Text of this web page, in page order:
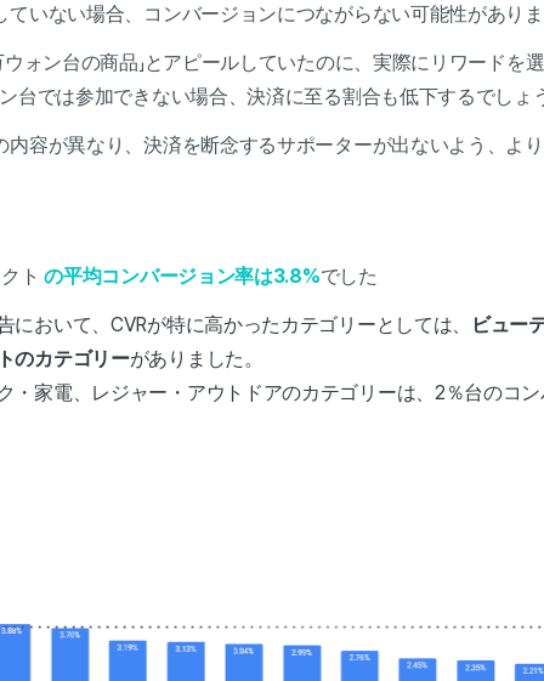
ていない場合、コンバージョンにつながらない可能性があり
ウォン台の商品」とアピールしていたのに、実際にリワードを
台では参加できない場合、決済に至る割合も低下するでしょ
内容が異なり、決済を断念するサポーターが出ないよう、よ
クトの平均コンバージョン率は3.8%でした
において、CVRが特に高かったカテゴリーとしては、
ビュー
のカテゴリーがありました。
・家電、レジャー・アウトドアのカテゴリーは、2％台のコ